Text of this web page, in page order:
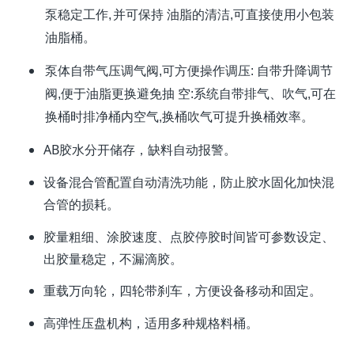
泵稳定工作,并可保持 油脂的清洁,可直接使用小包装
油脂桶。
泵体自带气压调气阀,可方便操作调压: 自带升降调节
阀,便于油脂更换避免抽 空:系统自带排气、吹气,可在
换桶时排净桶内空气,换桶吹气可提升换桶效率。
AB胶水分开储存，缺料自动报警。
设备混合管配置自动清洗功能，防止胶水固化加快混
合管的损耗。
胶量粗细、涂胶速度、点胶停胶时间皆可参数设定、
出胶量稳定，不漏滴胶。
重载万向轮，四轮带刹车，方便设备移动和固定。
高弹性压盘机构，适用多种规格料桶。